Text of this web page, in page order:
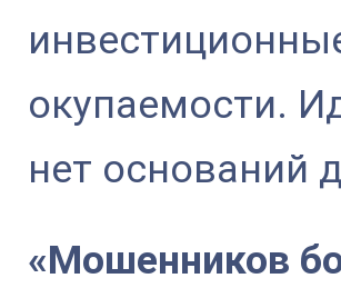
окупаемости.
нет оснований
«Мошенников